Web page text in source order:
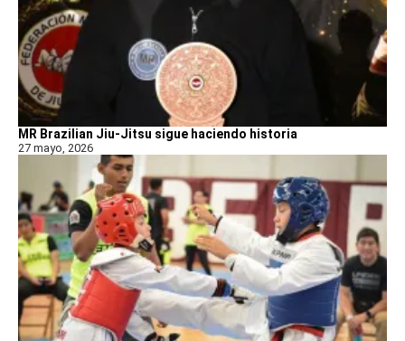
MR Brazilian Jiu-Jitsu sigue haciendo historia
27 mayo, 2026